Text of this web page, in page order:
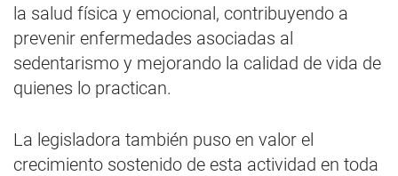
la salud física y emocional, contribuyendo a
prevenir enfermedades asociadas al
sedentarismo y mejorando la calidad de vida de
quienes lo practican.
La legisladora también puso en valor el
crecimiento sostenido de esta actividad en toda